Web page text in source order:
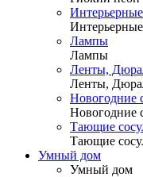
Лампы
Лампы
Ленты,
Ленты,
Новогодние
Новогодние
Тающие
Тающие
Умный дом
Умный дом